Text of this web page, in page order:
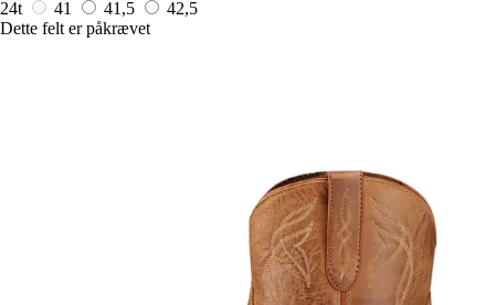
24t
41 41,5
42,5
Dette felt er påkrævet